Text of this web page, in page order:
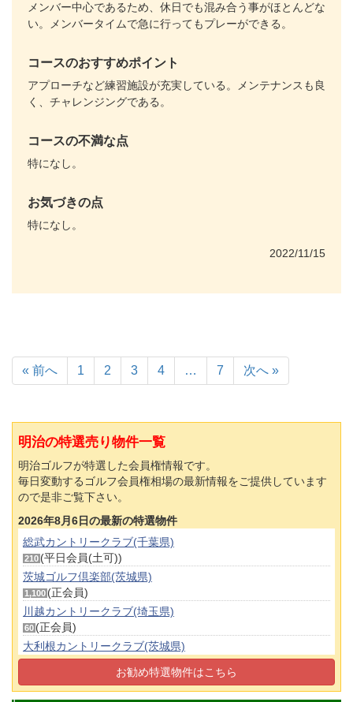
メンバー中心であるため、休日でも混み合う事がほとんどな
い。メンバータイムで急に行ってもプレーができる。
コースのおすすめポイント
アプローチなど練習施設が充実している。メンテナンスも良
く、チャレンジングである。
コースの不満な点
特になし。
お気づきの点
特になし。
2022/11/15
« 前へ 1 2 3 4 … 7 次へ »
明治の特選売り物件一覧
明治ゴルフが特選した会員権情報です。
毎日変動するゴルフ会員権相場の最新情報をご提供しています
ので是非ご覧下さい。
2026年8月6日の最新の特選物件
総武カントリークラブ(千葉県)
210 (平日会員(土可))
茨城ゴルフ倶楽部(茨城県)
1,100 (正会員)
川越カントリークラブ(埼玉県)
60 (正会員)
大利根カントリークラブ(茨城県)
(正会員)
鷹之台カンツリー倶楽部(千葉県)
お勧め特選物件はこちら